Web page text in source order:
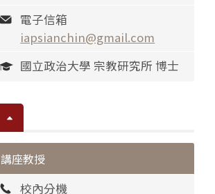
電子信箱
iapsianchin@gmail.com
國立政治大學 宗教研究所 博士
講座教授
校內分機